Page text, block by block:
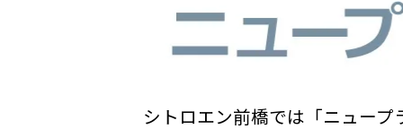
シトロエン前橋では「ニュー